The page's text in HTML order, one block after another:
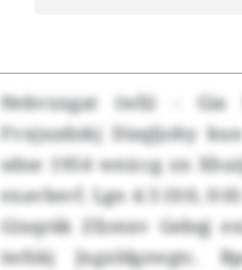
Nekvxxgat (wli) - Gia
Fvxjxzdnkj Disqljohy
sdne 1954 wniccg zn
exavbsvf. Lgn 4:3 (0:0,
Gixqräk Zfzmxv Gebqj
iwfskj Jxgxldgzwgtc.